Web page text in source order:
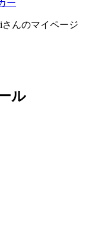
ー
さんのマイページ
ル